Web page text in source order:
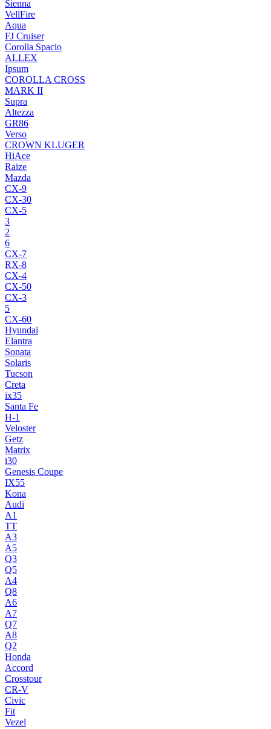
Sienna
VellFire
Aqua
FJ Cruiser
Corolla Spacio
ALLEX
Ipsum
COROLLA CROSS
MARK II
Supra
Altezza
GR86
Verso
CROWN KLUGER
HiAce
Raize
Mazda
CX-9
CX-30
CX-5
3
2
6
CX-7
RX-8
CX-4
CX-50
CX-3
5
CX-60
Hyundai
Elantra
Sonata
Solaris
Tucson
Creta
ix35
Santa Fe
H-1
Veloster
Getz
Matrix
i30
Genesis Coupe
IX55
Kona
Audi
A1
TT
A3
A5
Q3
Q5
A4
Q8
A6
A7
Q7
A8
Q2
Honda
Accord
Crosstour
CR-V
Civic
Fit
Vezel